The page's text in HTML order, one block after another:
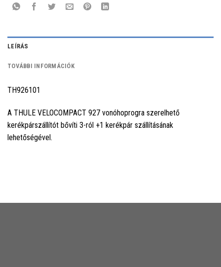
LEÍRÁS
TOVÁBBI INFORMÁCIÓK
TH926101
A THULE VELOCOMPACT 927 vonóhoprogra szerelhető
kerékpárszállítót bővíti 3-ról +1 kerékpár szállításának
lehetőségével.